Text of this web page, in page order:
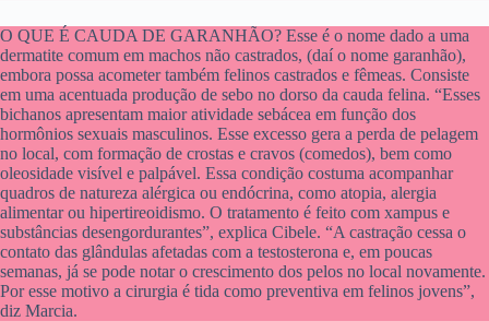
O QUE É CAUDA DE GARANHÃO? Esse é o nome dado a uma
dermatite comum em machos não castrados, (daí o nome garanhão),
embora possa acometer também felinos castrados e fêmeas. Consiste
em uma acentuada produção de sebo no dorso da cauda felina. “Esses
bichanos apresentam maior atividade sebácea em função dos
hormônios sexuais masculinos. Esse excesso gera a perda de pelagem
no local, com formação de crostas e cravos (comedos), bem como
oleosidade visível e palpável. Essa condição costuma acompanhar
quadros de natureza alérgica ou endócrina, como atopia, alergia
alimentar ou hipertireoidismo. O tratamento é feito com xampus e
substâncias desengordurantes”, explica Cibele. “A castração cessa o
contato das glândulas afetadas com a testosterona e, em poucas
semanas, já se pode notar o crescimento dos pelos no local novamente.
Por esse motivo a cirurgia é tida como preventiva em felinos jovens”,
diz Marcia.